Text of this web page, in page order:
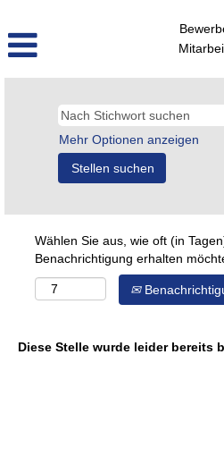
Mehr Optionen anzeigen
Wählen Sie aus, wie oft (in
Benachrichtigung erhalten
Diese Stelle wurde leider bereits